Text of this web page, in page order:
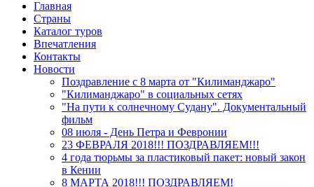
Главная
Страны
Каталог туров
Впечатления
Контакты
Новости
Поздравление с 8 марта от "Килиманджаро"
"Килиманджаро" в социальных сетях
"На пути к солнечному Судану". Документальный
фильм
08 июля - День Петра и Февронии
23 ФЕВРАЛЯ 2018!!! ПОЗДРАВЛЯЕМ!!!
4 года тюрьмы за пластиковый пакет: новый закон
в Кении
8 МАРТА 2018!!! ПОЗДРАВЛЯЕМ!